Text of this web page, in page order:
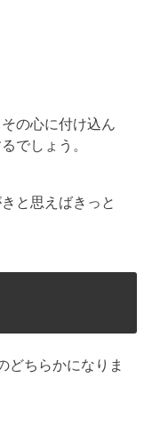
の心に付け込ん
でしょう。
と思えばきっと
どちらかになりま